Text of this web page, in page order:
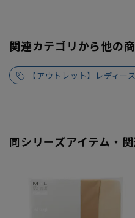
関連カテゴリから他の
【アウトレット】レディー
同シリーズアイテム・